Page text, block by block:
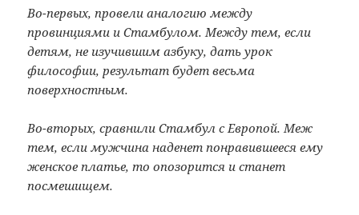
Во-первых, провели аналогию между
провинциями и Стамбулом. Между тем, если
детям, не изучившим азбуку, дать урок
философии, результат будет весьма
поверхностным.
Во-вторых, сравнили Стамбул с Европой. Меж
тем, если мужчина наденет понравившееся ему
женское платье, то опозорится и станет
посмешищем.